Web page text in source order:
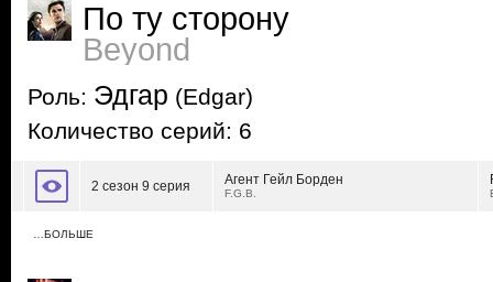
По ту сторону
Beyond
Роль: Эдгар (Edgar)
Количество серий: 6
2 сезон 9 серия Агент Гейл Борден
F.G.B.
…БОЛЬШЕ